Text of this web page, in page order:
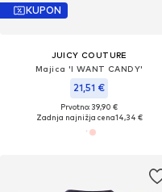
KUPON
JUICY COUTURE
Majica 'I WANT CANDY'
21,51 €
Prvotno: 39,90 €
Zadnja najnižja cena14,34 €